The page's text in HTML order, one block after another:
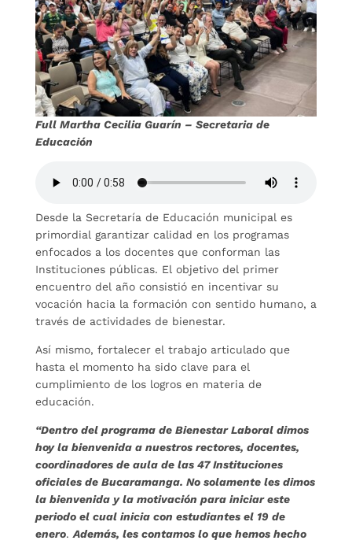
Full Martha Cecilia Guarín – Secretaria de
Educación
Desde la Secretaría de Educación municipal es
primordial garantizar calidad en los programas
enfocados a los docentes que conforman las
Instituciones públicas. El objetivo del primer
encuentro del año consistió en incentivar su
vocación hacia la formación con sentido humano, a
través de actividades de bienestar.
Así mismo, fortalecer el trabajo articulado que
hasta el momento ha sido clave para el
cumplimiento de los logros en materia de
educación.
“Dentro del programa de Bienestar Laboral dimos
hoy la bienvenida a nuestros rectores, docentes,
coordinadores de aula de las 47 Instituciones
oficiales de Bucaramanga. No solamente les dimos
la bienvenida y la motivación para iniciar este
periodo el cual inicia con estudiantes el 19 de
enero.Además, les contamos lo que hemos hecho